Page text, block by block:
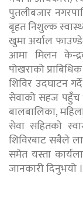
पुतलीबजार
बृहत निशुल्क
खुमा अर्याल
आमा मिलन
पोखराको
शिविर उदघाटन
सेवाको सहज पहुँच
बालबालिका,
सेवा सहितको
शिविरबाट सबैले
समेत यस्ता
जानकारी दिनुभयो ।